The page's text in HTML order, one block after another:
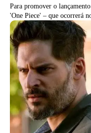
Para promover o
'One Piece' – que ocorrerá